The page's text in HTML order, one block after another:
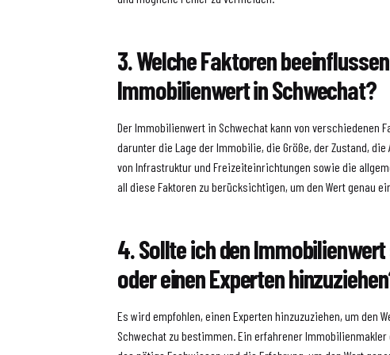
3. Welche Faktoren
Immobilienwert in Schwechat?
Der Immobilienwert in Schwechat kann von verschiedenen
darunter die Lage der Immobilie, die Größe, der Zustand, die
von Infrastruktur und Freizeiteinrichtungen sowie die
all diese Faktoren zu berücksichtigen, um den Wert genau
4. Sollte ich den Immobilienwert
oder einen Experten
Es wird empfohlen, einen Experten hinzuzuziehen, um den
Schwechat zu bestimmen. Ein erfahrener Immobilienmakler